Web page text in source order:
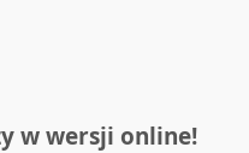
w wersji online!